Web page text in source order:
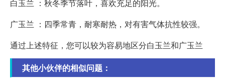
白玉兰 ：秋冬季节落叶，喜欢充足的阳光。
广玉兰 ：四季常青，耐寒耐热，对有害气体抗性较强。
通过上述特征，您可以较为容易地区分白玉兰和广玉兰
其他小伙伴的相似问题：